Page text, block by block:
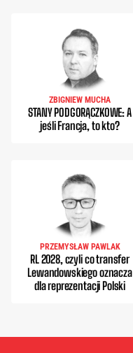
ZBIGNIEW MUCHA
STANY PODGORĄCZKOWE: A
jeśli Francja, to kto?
PRZEMYSŁAW PAWLAK
RL 2028, czyli co transfer
Lewandowskiego oznacza
dla reprezentacji Polski